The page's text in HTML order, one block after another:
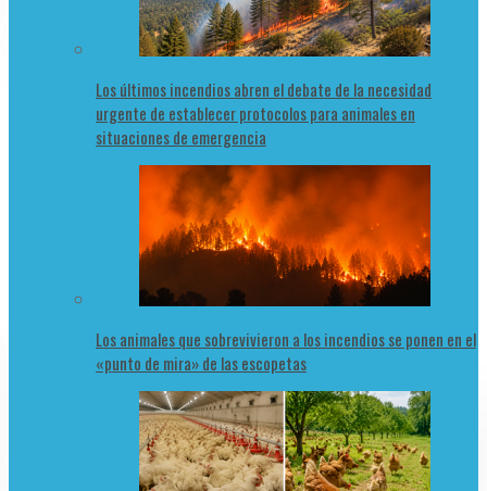
Los últimos incendios abren el debate de la necesidad
urgente de establecer protocolos para animales en
situaciones de emergencia
Los animales que sobrevivieron a los incendios se ponen en el
«punto de mira» de las escopetas